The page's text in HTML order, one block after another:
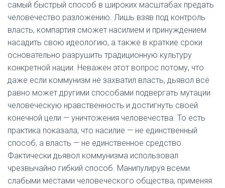
самый быстрый способ в широких масштабах предать
человечество разложению. Лишь взяв под контроль
власть, компартия сможет насилием и принуждением
насадить свою идеологию, а также в краткие сроки
основательно разрушить традиционную культуру
конкретной нации. Неважен этот вопрос потому, что
даже если коммунизм не захватил власть, дьявол всё
равно может другими способами подвергать мутации
человеческую нравственность и достигнуть своей
конечной цели — уничтожения человечества. То есть
практика показала, что насилие — не единственный
способ, а власть — не единственное средство.
Фактически дьявол коммунизма использовал
чрезвычайно гибкий способ. Манипулируя всеми
слабыми местами человеческого общества, применяя